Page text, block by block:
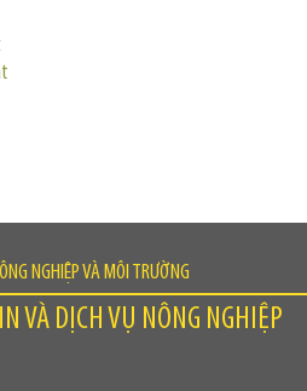
NGHIỆP VÀ MÔI TRƯỜNG
VÀ DỊCH VỤ NÔNG NGHIỆP